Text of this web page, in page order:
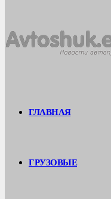
ГЛАВНАЯ
ГРУЗОВЫЕ